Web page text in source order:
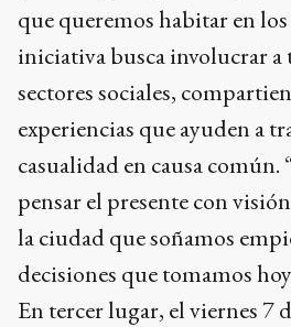
que queremos habitar en
iniciativa busca involucrar a
sectores sociales,
experiencias que ayuden a
casualidad en causa
pensar el presente con
la ciudad que soñamos
decisiones que tomamos
En tercer lugar, el viernes 7